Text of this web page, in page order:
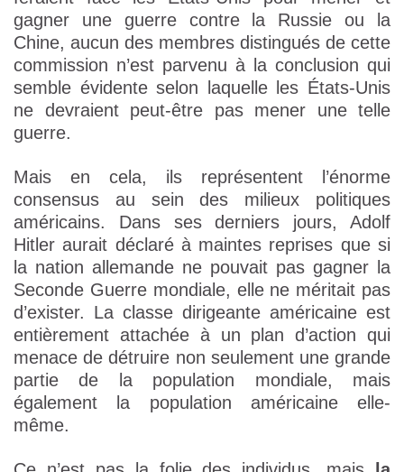
gagner une guerre contre la Russie ou la
Chine, aucun des membres distingués de cette
commission n’est parvenu à la conclusion qui
semble évidente selon laquelle les États-Unis
ne devraient peut-être pas mener une telle
guerre.
Mais en cela, ils représentent l’énorme
consensus au sein des milieux politiques
américains. Dans ses derniers jours, Adolf
Hitler aurait déclaré à maintes reprises que si
la nation allemande ne pouvait pas gagner la
Seconde Guerre mondiale, elle ne méritait pas
d’exister. La classe dirigeante américaine est
entièrement attachée à un plan d’action qui
menace de détruire non seulement une grande
partie de la population mondiale, mais
également la population américaine elle-
même.